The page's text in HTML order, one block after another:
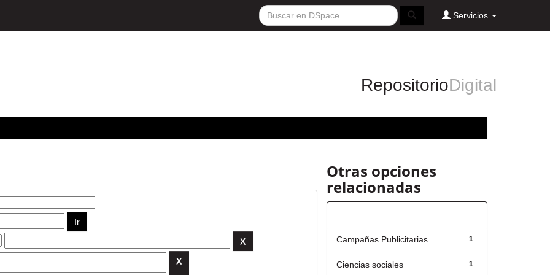
Servicios
RepositorioDigital
Otras opciones
relacionadas
1
Campañas Publicitarias
1
Ciencias sociales